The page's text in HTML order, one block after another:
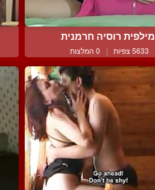
מילפית רוסיה חרמנית
5633 צפיות | 0 המלצות